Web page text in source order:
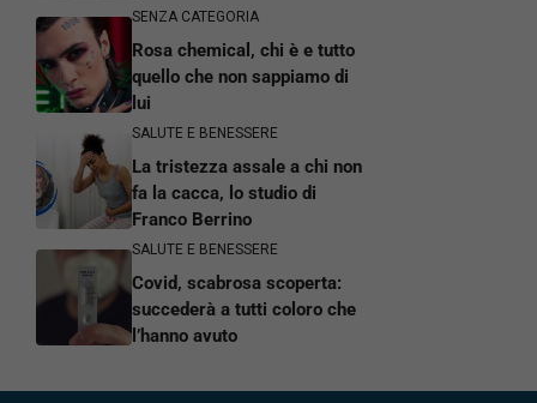
SENZA CATEGORIA
Rosa chemical, chi è e tutto
quello che non sappiamo di
lui
SALUTE E BENESSERE
La tristezza assale a chi non
fa la cacca, lo studio di
Franco Berrino
SALUTE E BENESSERE
Covid, scabrosa scoperta:
succederà a tutti coloro che
l’hanno avuto